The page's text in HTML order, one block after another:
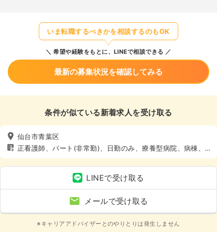
いま転職するべきかを相談するのもOK
希望や経験をもとに、LINEで相談できる
最新の募集状況を確認してみる
条件が似ている新着求人を受け取る
仙台市青葉区
正看護師、パート(非常勤)、日勤のみ、療養型病院、病棟、4
週8休以上
LINEで受け取る
メールで受け取る
※キャリアアドバイザーとのやりとりは発生しません